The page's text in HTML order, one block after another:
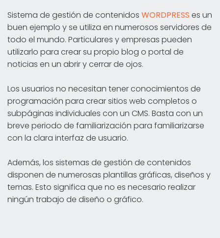
Sistema de gestión de contenidos WORDPRESS es un
buen ejemplo y se utiliza en numerosos servidores de
todo el mundo. Particulares y empresas pueden
utilizarlo para crear su propio blog o portal de
noticias en un abrir y cerrar de ojos.
Los usuarios no necesitan tener conocimientos de
programación para crear sitios web completos o
subpáginas individuales con un CMS. Basta con un
breve periodo de familiarización para familiarizarse
con la clara interfaz de usuario.
Además, los sistemas de gestión de contenidos
disponen de numerosas plantillas gráficas, diseños y
temas. Esto significa que no es necesario realizar
ningún trabajo de diseño o gráfico.